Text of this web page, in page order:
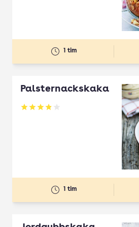
1 tim
Palsternackskaka
Betyg: 3.87 av 5
1 tim